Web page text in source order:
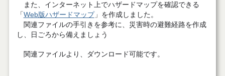
また、インターネット上でハザードマップを確認できる
「 Web版ハザードマップ」を作成しました。
関連ファイルの手引きを参考に、災害時の避難経路を作成
し、日ごろから備えましょう
関連ファイルより、ダウンロード可能です。